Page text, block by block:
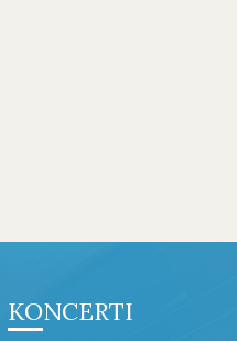
KONCERTI